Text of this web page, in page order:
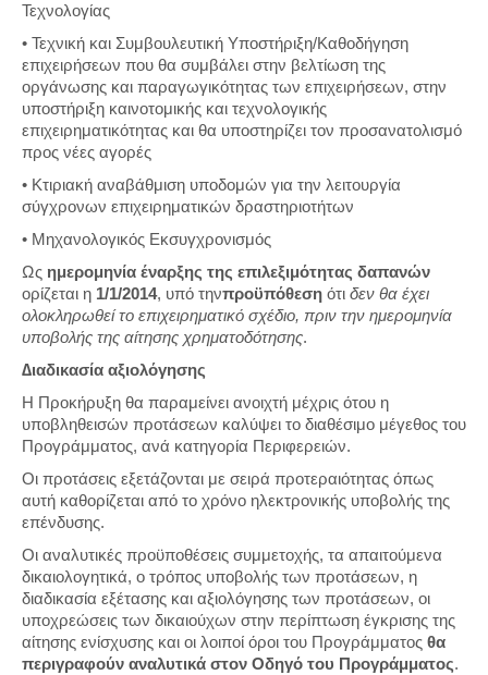
Τεχνολογίας
• Τεχνική και Συμβουλευτική Υποστήριξη/Καθοδήγηση
επιχειρήσεων που θα συμβάλει στην βελτίωση της
οργάνωσης και παραγωγικότητας των επιχειρήσεων, στην
υποστήριξη καινοτομικής και τεχνολογικής
επιχειρηματικότητας και θα υποστηρίζει τον προσανατολισμό
προς νέες αγορές
• Κτιριακή αναβάθμιση υποδομών για την λειτουργία
σύγχρονων επιχειρηματικών δραστηριοτήτων
• Μηχανολογικός Εκσυγχρονισμός
Ως ημερομηνία έναρξης της επιλεξιμότητας δαπανών
ορίζεται η 1/1/2014, υπό τηνπροϋπόθεση ότι δεν θα έχει
ολοκληρωθεί το επιχειρηματικό σχέδιο, πριν την ημερομηνία
υποβολής της αίτησης χρηματοδότησης.
∆ιαδικασία αξιολόγησης
Η Προκήρυξη θα παραμείνει ανοιχτή μέχρις ότου η
υποβληθεισών προτάσεων καλύψει το διαθέσιμο μέγεθος του
Προγράμματος, ανά κατηγορία Περιφερειών.
Οι προτάσεις εξετάζονται με σειρά προτεραιότητας όπως
αυτή καθορίζεται από το χρόνο ηλεκτρονικής υποβολής της
επένδυσης.
Οι αναλυτικές προϋποθέσεις συμμετοχής, τα απαιτούμενα
δικαιολογητικά, ο τρόπος υποβολής των προτάσεων, η
διαδικασία εξέτασης και αξιολόγησης των προτάσεων, οι
υποχρεώσεις των δικαιούχων στην περίπτωση έγκρισης της
αίτησης ενίσχυσης και οι λοιποί όροι του Προγράμματος θα
περιγραφούν αναλυτικά στον Οδηγό του Προγράμματος.